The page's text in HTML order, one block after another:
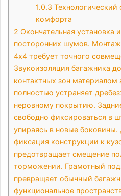
1.0.3 Технологический
комфорта
2 Окончательная установка
посторонних шумов.
4х4 требует точного
Звукоизоляция багажника
контактных зон
полностью устраняет
неровному покрытию.
свободно фиксироваться в
упираясь в новые боковины.
фиксация конструкции к
предотвращает смещение
торможении. Грамотный
превращает обычный
функциональное